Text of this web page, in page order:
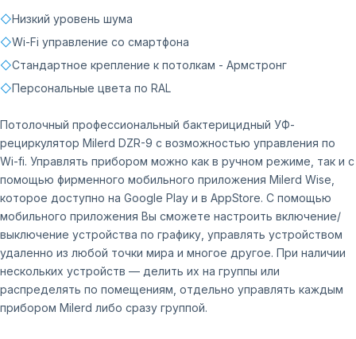
◇Низкий уровень шума
◇Wi-Fi управление со смартфона
◇Стандартное крепление к потолкам - Армстронг
◇Персональные цвета по RAL
Потолочный профессиональный бактерицидный УФ-
рециркулятор Milerd DZR-9 c возможностью управления по
Wi-fi. Управлять прибором можно как в ручном режиме, так и с
помощью фирменного мобильного приложения Milerd Wise,
которое доступно на Google Play и в AppStore. С помощью
мобильного приложения Вы сможете настроить включение/
выключение устройства по графику, управлять устройством
удаленно из любой точки мира и многое другое. При наличии
нескольких устройств — делить их на группы или
распределять по помещениям, отдельно управлять каждым
прибором Milerd либо сразу группой.